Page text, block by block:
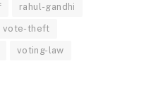
rahul-gandhi
vote-theft
voting-law